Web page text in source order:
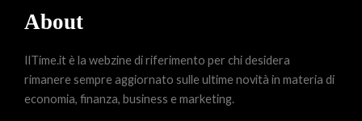
About
IlTime.it è la webzine di riferimento per chi desidera
rimanere sempre aggiornato sulle ultime novità in materia di
economia, finanza, business e marketing.